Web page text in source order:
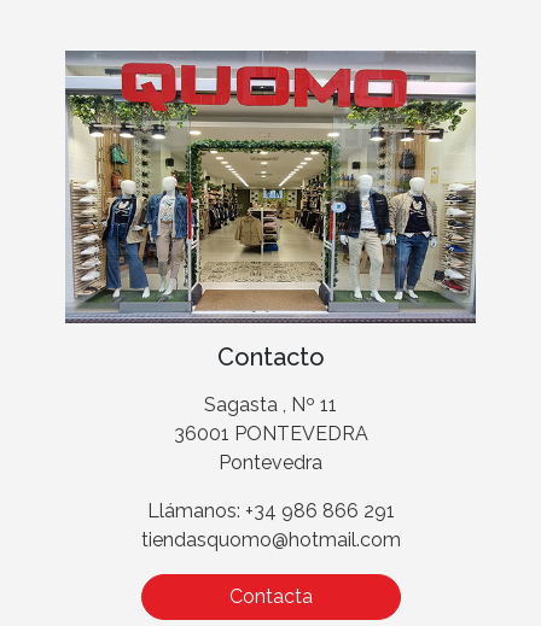
Contacto
Sagasta , Nº 11
36001 PONTEVEDRA
Pontevedra
Llámanos: +34 986 866 291
tiendasquomo@hotmail.com
Contacta